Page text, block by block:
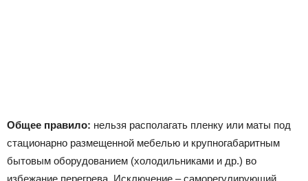
Общее правило: нельзя располагать пленку или маты под
стационарно размещенной мебелью и крупногабаритным
бытовым оборудованием (холодильниками и др.) во
избежание перегрева. Исключение – саморегулирующий